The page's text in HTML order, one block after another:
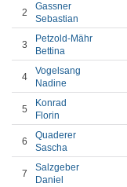
2
Gassner
Sebastian
3
Petzold-Mähr
Bettina
4
Vogelsang
Nadine
5
Konrad
Florin
6
Quaderer
Sascha
7
Salzgeber
Daniel